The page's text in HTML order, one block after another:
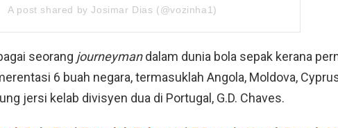
A post shared by Josimar Dias (@vozinha1)
seorang journeymandalam dunia bola sepak kerana
6 buah negara, termasuklah Angola, Moldova,
jersi kelab divisyen dua di Portugal, G.D. Chaves.